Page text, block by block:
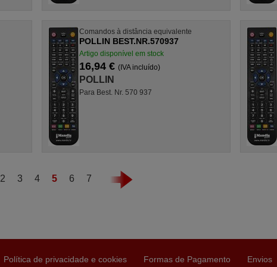
Comandos à distância equivalente
POLLIN BEST.NR.570937
Artigo disponível em stock
16,94 € (IVA incluído)
POLLIN
Para Best. Nr. 570 937
2 3 4 5 6 7
Política de privacidade e cookies Formas de Pagamento Envios